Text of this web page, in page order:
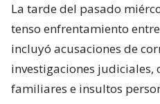
La tarde del pasado
tenso enfrentamiento
incluyó acusaciones de
investigaciones judiciales,
familiares e insultos